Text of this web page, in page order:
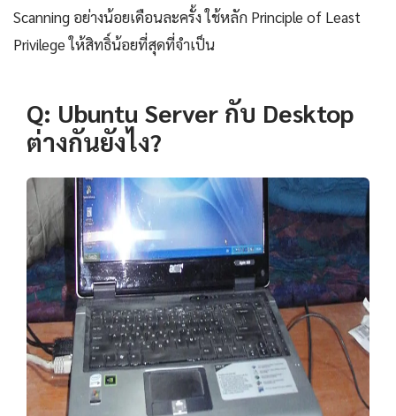
Scanning อย่างน้อยเดือนละครั้ง ใช้หลัก Principle of Least
Privilege ให้สิทธิ์น้อยที่สุดที่จำเป็น
Q: Ubuntu Server กับ Desktop
ต่างกันยังไง?